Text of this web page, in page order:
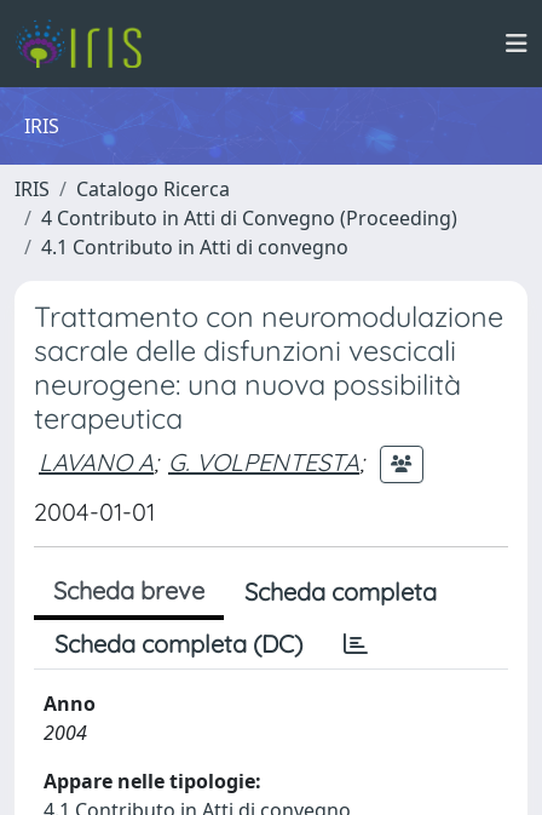
IRIS
IRIS
Catalogo Ricerca
4 Contributo in Atti di Convegno (Proceeding)
4.1 Contributo in Atti di convegno
Trattamento con neuromodulazione
sacrale delle disfunzioni vescicali
neurogene: una nuova possibilità
terapeutica
LAVANO A; G. VOLPENTESTA;
2004-01-01
Scheda breve
Scheda completa
Scheda completa (DC)
Anno
2004
Appare nelle tipologie: